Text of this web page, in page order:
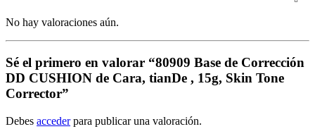
No hay valoraciones aún.
Sé el primero en valorar “80909 Base de Corrección
DD CUSHION de Cara, tianDe , 15g, Skin Tone
Corrector”
Debes accederpara publicar una valoración.